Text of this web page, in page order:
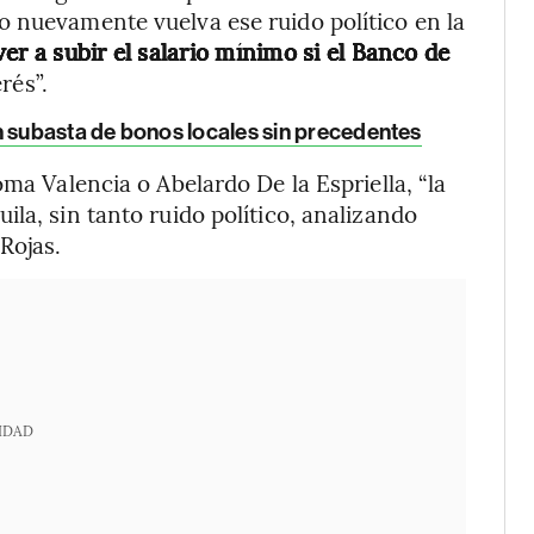
nuevamente vuelva ese ruido político en la
a subir el salario mínimo si el Banco de
de bonos locales sin precedentes
Valencia o Abelardo De la Espriella, “la
sin tanto ruido político, analizando